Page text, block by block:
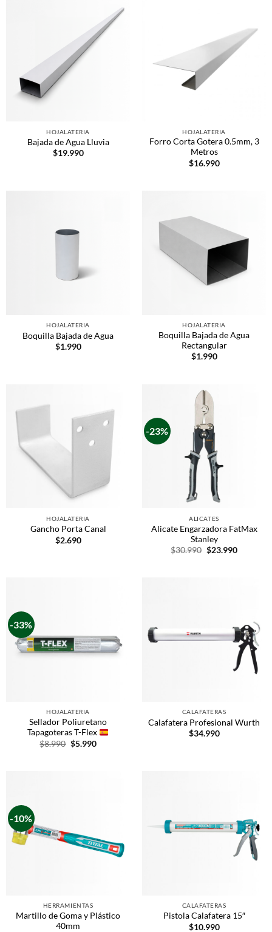
HOJALATERIA
Bajada de Agua Lluvia
$19.990
HOJALATERIA
Forro Corta Gotera 0.5mm, 3
Metros
$16.990
HOJALATERIA
Boquilla Bajada de Agua
$1.990
HOJALATERIA
Boquilla Bajada de Agua
Rectangular
$1.990
HOJALATERIA
Gancho Porta Canal
$2.690
-23%
ALICATES
Alicate Engarzadora FatMax
Stanley
$30.990 $23.990
-33%
HOJALATERIA
Sellador Poliuretano
Tapagoteras T-Flex
$8.990 $5.990
CALAFATERAS
Calafatera Profesional Wurth
$34.990
-10%
HERRAMIENTAS
Martillo de Goma y Plástico
40mm
CALAFATERAS
Pistola Calafatera 15″
$10.990